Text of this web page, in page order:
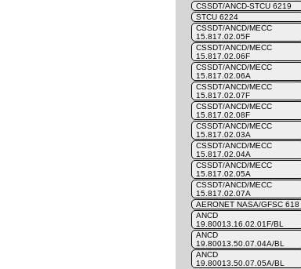
CSSDT/ANCD-STCU 6219
STCU 6224
CSSDT/ANCD/MECC
15.817.02.05F
CSSDT/ANCD/MECC
15.817.02.06F
CSSDT/ANCD/MECC
15.817.02.06A
CSSDT/ANCD/MECC
15.817.02.07F
CSSDT/ANCD/MECC
15.817.02.08F
CSSDT/ANCD/MECC
15.817.02.03A
CSSDT/ANCD/MECC
15.817.02.04A
CSSDT/ANCD/MECC
15.817.02.05A
CSSDT/ANCD/MECC
15.817.02.07A
AERONET NASA/GFSC 618
ANCD
19.80013.16.02.01F/BL
ANCD
19.80013.50.07.04A/BL
ANCD
19.80013.50.07.05A/BL